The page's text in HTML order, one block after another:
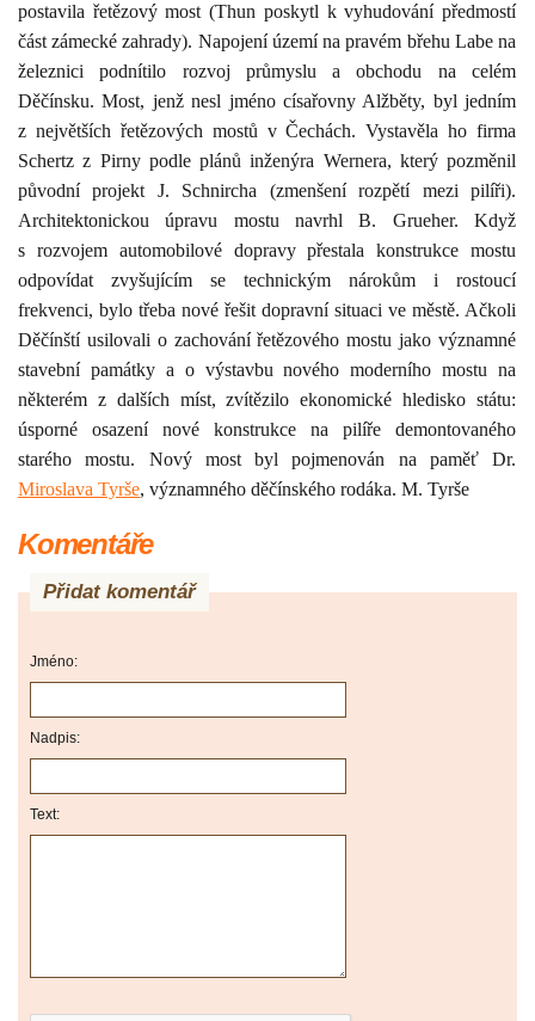
postavila řetězový most (Thun poskytl k vyhudování předmostí
část zámecké zahrady). Napojení území na pravém břehu Labe na
železnici podnítilo rozvoj
průmyslu a obchodu na celém
Děčínsku. Most, jenž nesl jméno císařovny Alžběty, byl jedním
z největších řetězových mostů v Čechách. Vystavěla ho firma
Schertz z Pirny podle plánů inženýra Wernera, který pozměnil
původní projekt J. Schnircha (zmenšení rozpětí mezi pilíři).
Architektonickou úpravu mostu navrhl B. Grueher.
Když
s rozvojem automobilové dopravy přestala konstrukce mostu
odpovídat zvyšujícím se technickým nárokům i rostoucí
frekvenci, bylo třeba nové řešit dopravní situaci ve městě. Ačkoli
Děčínští usilovali o zachování řetězového mostu jako významné
stavební památky a o výstavbu nového moderního mostu na
některém z dalších míst, zvítězilo ekonomické hledisko státu:
úsporné osazení nové konstrukce na pilíře demontovaného
starého mostu. Nový most byl pojmenován na paměť Dr.
Miroslava Tyrše, významného děčínského rodáka. M. Tyrše
Komentáře
Přidat komentář
Jméno:
Nadpis:
Text: